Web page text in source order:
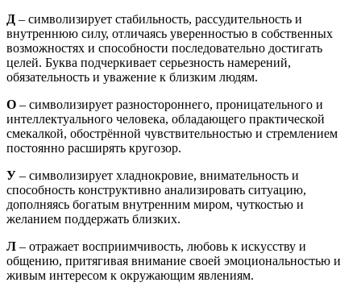
Д – символизирует стабильность, рассудительность и
внутреннюю силу, отличаясь уверенностью в собственных
возможностях и способности последовательно достигать
целей. Буква подчеркивает серьезность намерений,
обязательность и уважение к близким людям.
О – символизирует разностороннего, проницательного и
интеллектуального человека, обладающего практической
смекалкой, обострённой чувствительностью и стремлением
постоянно расширять кругозор.
У – символизирует хладнокровие, внимательность и
способность конструктивно анализировать ситуацию,
дополняясь богатым внутренним миром, чуткостью и
желанием поддержать близких.
Л – отражает восприимчивость, любовь к искусству и
общению, притягивая внимание своей эмоциональностью и
живым интересом к окружающим явлениям.